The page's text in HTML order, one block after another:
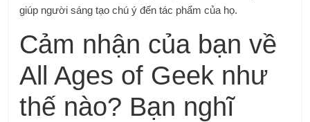
giúp người sáng tạo chú ý đến tác phẩm của họ.
Cảm nhận của bạn về
All Ages of Geek như
thế nào? Bạn nghĩ